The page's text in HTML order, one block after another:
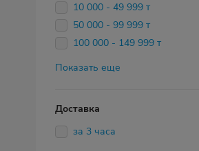
10 000 - 49 999 т
50 000 - 99 999 т
100 000 - 149 999 т
Показать еще
Доставка
за 3 часа